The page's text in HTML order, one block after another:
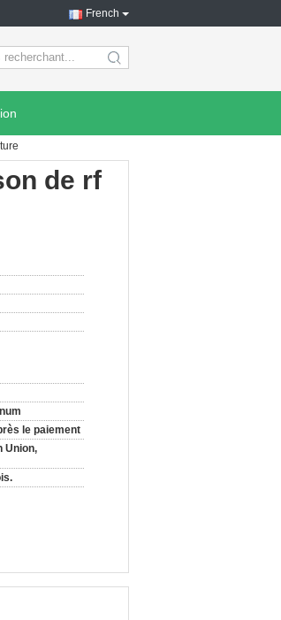
French
search
de rf
le paiement
Union,